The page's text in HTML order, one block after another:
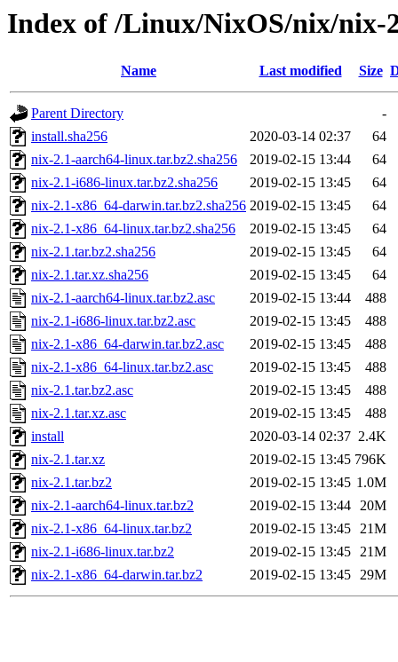
Index of /Linux/NixOS/nix/nix-
Name Last modified Size
Parent Directory
-
install.sha256
2020-03-14 02:37
64
nix-2.1-aarch64-linux.tar.bz2.sha256
2019-02-15 13:44
64
nix-2.1-i686-linux.tar.bz2.sha256
2019-02-15 13:45
64
nix-2.1-x86_64-darwin.tar.bz2.sha256 2019-02-15 13:45
64
nix-2.1-x86_64-linux.tar.bz2.sha256
2019-02-15 13:45
64
nix-2.1.tar.bz2.sha256
2019-02-15 13:45
64
nix-2.1.tar.xz.sha256
2019-02-15 13:45
64
nix-2.1-aarch64-linux.tar.bz2.asc
2019-02-15 13:44
488
nix-2.1-i686-linux.tar.bz2.asc
2019-02-15 13:45
488
nix-2.1-x86_64-darwin.tar.bz2.asc
2019-02-15 13:45
488
nix-2.1-x86_64-linux.tar.bz2.asc
2019-02-15 13:45
488
nix-2.1.tar.bz2.asc
2019-02-15 13:45
488
nix-2.1.tar.xz.asc
2019-02-15 13:45
488
install
2020-03-14 02:37 2.4K
nix-2.1.tar.xz
2019-02-15 13:45 796K
nix-2.1.tar.bz2
2019-02-15 13:45 1.0M
nix-2.1-aarch64-linux.tar.bz2
2019-02-15 13:44 20M
nix-2.1-x86_64-linux.tar.bz2
2019-02-15 13:45 21M
nix-2.1-i686-linux.tar.bz2
2019-02-15 13:45 21M
nix-2.1-x86_64-darwin.tar.bz2
2019-02-15 13:45 29M